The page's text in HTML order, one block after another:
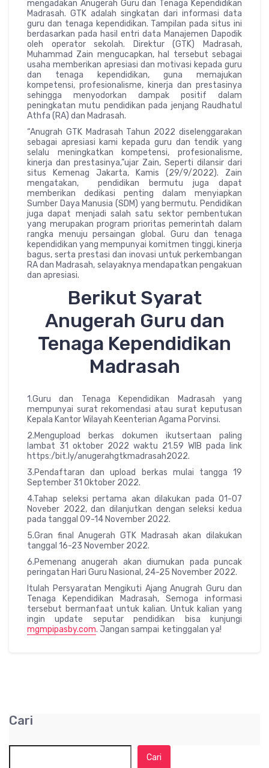
mengadakan Anugerah Guru dan Tenaga Kependidikan
Madrasah. GTK adalah singkatan dari informasi data
guru dan tenaga kependidikan. Tampilan pada situs ini
berdasarkan pada hasil entri data Manajemen Dapodik
oleh operator sekolah. Direktur (GTK) Madrasah,
Muhammad Zain mengucapkan, hal tersebut sebagai
usaha memberikan apresiasi dan motivasi kepada guru
dan tenaga kependidikan, guna memajukan
kompetensi, profesionalisme, kinerja dan prestasinya
sehingga menyodorkan dampak positif dalam
peningkatan mutu pendidikan pada jenjang Raudhatul
Athfa (RA) dan Madrasah.
“Anugrah GTK Madrasah Tahun 2022 diselenggarakan
sebagai apresiasi kami kepada guru dan tendik yang
selalu meningkatkan kompetensi, profesionalisme,
kinerja dan prestasinya,”ujar Zain, Seperti dilansir dari
situs Kemenag Jakarta, Kamis (29/9/2022). Zain
mengatakan, pendidikan bermutu juga dapat
memberikan dedikasi penting dalam menyiapkan
Sumber Daya Manusia (SDM) yang bermutu. Pendidikan
juga dapat menjadi salah satu sektor pembentukan
yang merupakan program prioritas pemerintah dalam
rangka menuju persaingan global. Guru dan tenaga
kependidikan yang mempunyai komitmen tinggi, kinerja
bagus, serta prestasi dan inovasi untuk perkembangan
RA dan Madrasah, selayaknya mendapatkan pengakuan
dan apresiasi.
Berikut Syarat
Anugerah Guru dan
Tenaga Kependidikan
Madrasah
1.Guru dan Tenaga Kependidikan Madrasah yang
mempunyai surat rekomendasi atau surat keputusan
Kepala Kantor Wilayah Keenterian Agama Porvinsi.
2.Mengupload berkas dokumen ikutsertaan paling
lambat 31 oktober 2022 waktu 21.59 WIB pada link
https:/bit.ly/anugerahgtkmadrasah2022.
3.Pendaftaran dan upload berkas mulai tangga 19
September 31 Oktober 2022.
4.Tahap seleksi pertama akan dilakukan pada 01-07
Noveber 2022, dan dilanjutkan dengan seleksi kedua
pada tanggal 09-14 November 2022.
5.Gran final Anugerah GTK Madrasah akan dilakukan
tanggal 16-23 November 2022.
6.Pemenang anugerah akan diumukan pada puncak
peringatan Hari Guru Nasional, 24-25 November 2022.
Itulah Persyaratan Mengikuti Ajang Anugrah Guru dan
Tenaga Kependidikan Madrasah, Semoga informasi
tersebut bermanfaat untuk kalian. Untuk kalian yang
ingin update seputar pendidikan bisa kunjungi
mgmpipasby.com. Jangan sampai ketinggalan ya!
Cari
Cari